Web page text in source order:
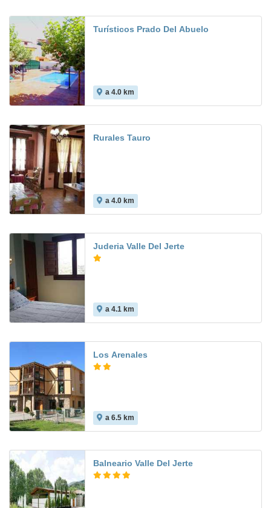
Turísticos Prado Del Abuelo
a 4.0 km
Rurales Tauro
a 4.0 km
Juderia Valle Del Jerte
a 4.1 km
Los Arenales
a 6.5 km
Balneario Valle Del Jerte